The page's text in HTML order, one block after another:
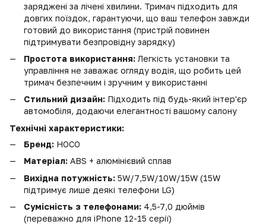
заряджені за лічені хвилини. Тримач підходить для
довгих поїздок, гарантуючи, що ваш телефон завжди
готовий до використання (пристрій повинен
підтримувати безпровідну зарядку)
Простота використання: Легкість установки та
управління не заважає огляду водія, що робить цей
тримач безпечним і зручним у використанні
Стильний дизайн: Підходить під будь-який інтер'єр
автомобіля, додаючи елегантності вашому салону
Технічні характеристики:
Бренд: HOCO
Матеріал: ABS + алюмінієвий сплав
Вихідна потужність: 5W/7,5W/10W/15W (15W
підтримує лише деякі телефони LG)
Сумісність з телефонами: 4,5-7,0 дюймів
(переважно для iPhone 12-15 серії)